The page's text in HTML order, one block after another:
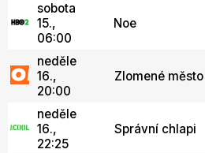
sobota
15.,
06:00
Noe
neděle
16.,
20:00
Zlomené město
neděle
16.,
22:25
Správní chlapi